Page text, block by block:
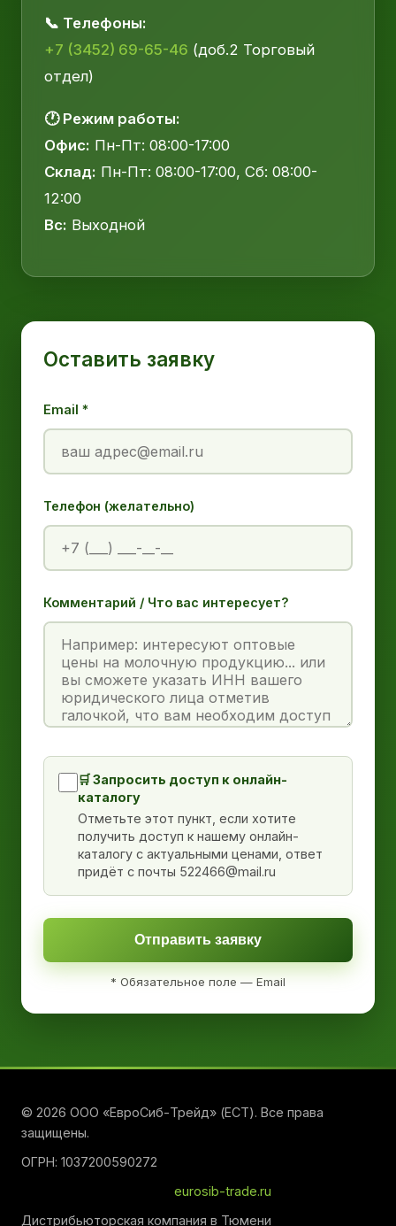
📞 Телефоны:
+7 (3452) 69-65-46 (доб.2 Торговый
отдел)
🕐 Режим работы:
Офис: Пн-Пт: 08:00-17:00
Склад: Пн-Пт: 08:00-17:00, Сб: 08:00-
12:00
Вс: Выходной
Оставить заявку
Email *
Телефон (желательно)
Комментарий / Что вас интересует?
🛒 Запросить доступ к онлайн-
каталогу
Отметьте этот пункт, если хотите
получить доступ к нашему онлайн-
каталогу с актуальными ценами, ответ
придёт с почты 522466@mail.ru
Отправить заявку
* Обязательное поле — Email
© 2026 ООО «ЕвроСиб-Трейд» (ЕСТ). Все права
защищены.
ОГРН: 1037200590272
eurosib-trade.ru
Дистрибьюторская компания в Тюмени